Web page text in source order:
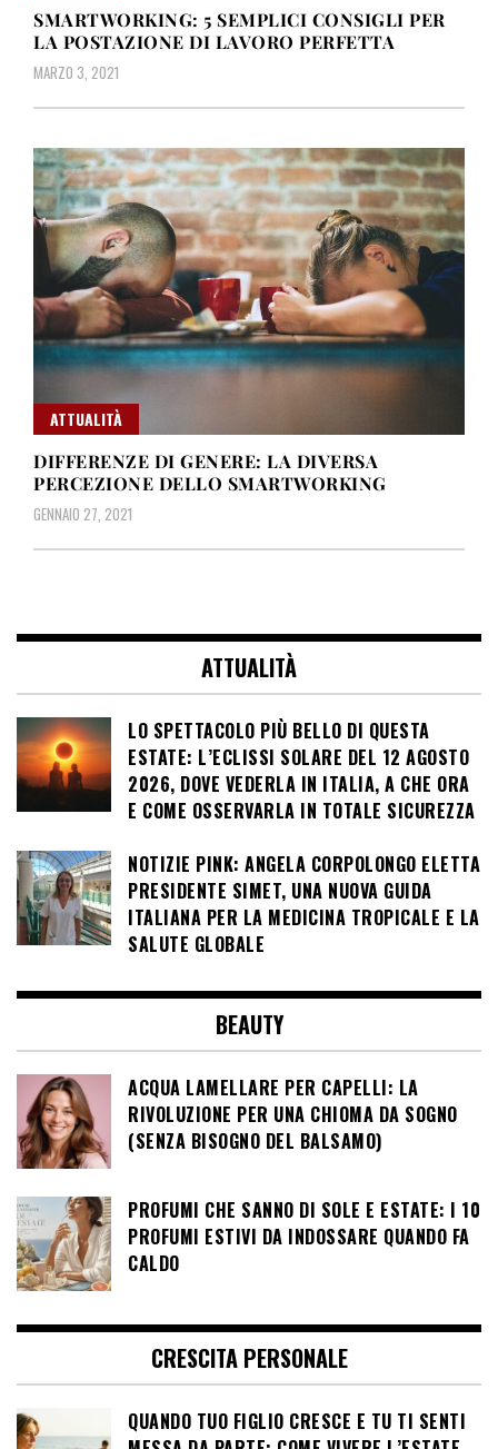
SMARTWORKING: 5 SEMPLICI CONSIGLI PER
LA POSTAZIONE DI LAVORO PERFETTA
MARZO 3, 2021
ATTUALITÀ
DIFFERENZE DI GENERE: LA DIVERSA
PERCEZIONE DELLO SMARTWORKING
GENNAIO 27, 2021
ATTUALITÀ
LO SPETTACOLO PIÙ BELLO DI QUESTA
ESTATE: L’ECLISSI SOLARE DEL 12 AGOSTO
2026, DOVE VEDERLA IN ITALIA, A CHE ORA
E COME OSSERVARLA IN TOTALE SICUREZZA
NOTIZIE PINK: ANGELA CORPOLONGO ELETTA
PRESIDENTE SIMET, UNA NUOVA GUIDA
ITALIANA PER LA MEDICINA TROPICALE E LA
SALUTE GLOBALE
BEAUTY
ACQUA LAMELLARE PER CAPELLI: LA
RIVOLUZIONE PER UNA CHIOMA DA SOGNO
(SENZA BISOGNO DEL BALSAMO)
PROFUMI CHE SANNO DI SOLE E ESTATE: I 10
PROFUMI ESTIVI DA INDOSSARE QUANDO FA
CALDO
CRESCITA PERSONALE
QUANDO TUO FIGLIO CRESCE E TU TI SENTI